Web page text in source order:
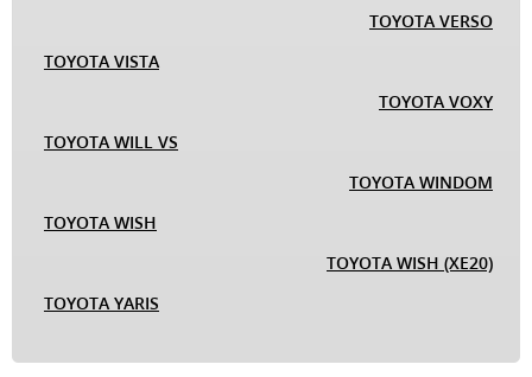
TOYOTA VERSO
TOYOTA VISTA
TOYOTA VOXY
TOYOTA WILL VS
TOYOTA WINDOM
TOYOTA WISH
TOYOTA WISH (XE20)
TOYOTA YARIS